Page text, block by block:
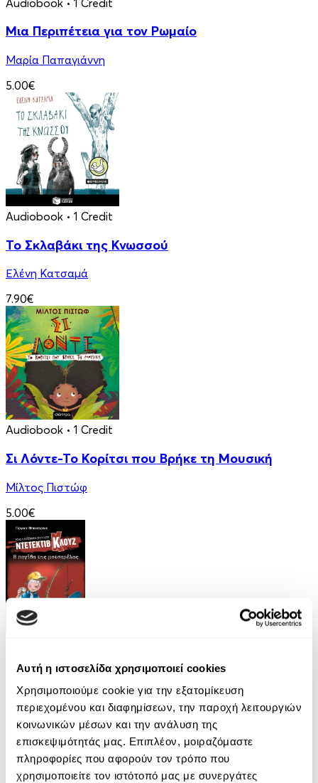
Αυτή η ιστοσελίδα χρησιμοποιεί cookies
Χρησιμοποιούμε cookie για την εξατομίκευση
περιεχομένου και διαφημίσεων, την παροχή λειτουργιών
κοινωνικών μέσων και την ανάλυση της
επισκεψιμότητάς μας. Επιπλέον, μοιραζόμαστε
πληροφορίες που αφορούν τον τρόπο που
χρησιμοποιείτε τον ιστότοπό μας με συνεργάτες
Μια Περιπέτεια για τον Ρωμαίο
Μαρία Παπαγιάννη
5.00€
Audiobook • 1 Credit
Το Σκλαβάκι της Κνωσσού
Ελένη Κατσαμά
7.90€
Audiobook • 1 Credit
Σι Λόντε-Το Κορίτσι που Βρήκε τη Μουσική
Μίλτος Πιστώφ
5.00€
Μια υπόθεση για τον ντετέκτιβ Κλουζ 8: Η
παγίδα της μοτσαρέλας
Jurgen Banscherus
6.99€